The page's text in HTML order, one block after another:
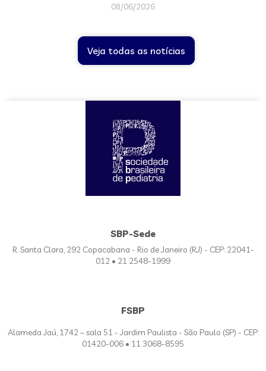
08/06/2026
Veja todas as notícias
SBP-Sede
R. Santa Clara, 292 Copacabana - Rio de Janeiro (RJ) - CEP: 22041-
012 • 21 2548-1999
FSBP
Alameda Jaú, 1742 – sala 51 - Jardim Paulista - São Paulo (SP) - CEP:
01420-006 • 11 3068-8595